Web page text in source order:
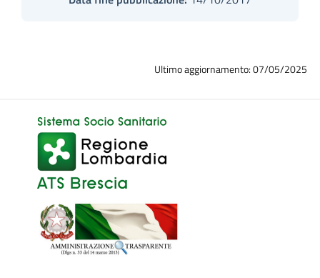
Ultimo aggiornamento: 07/05/2025